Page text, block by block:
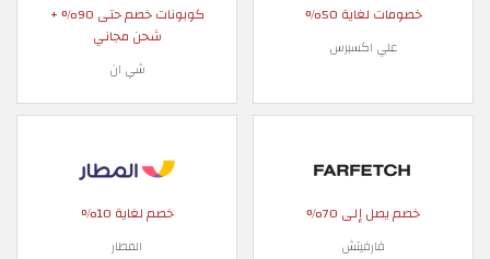
خصومات لغاية 50%
علي اكسبرس
كوبونات خصم حتى 90% +
شحن مجاني
شي ان
خصم يصل إلى 70%
فارفيتش
خصم لغاية 10%
المطار